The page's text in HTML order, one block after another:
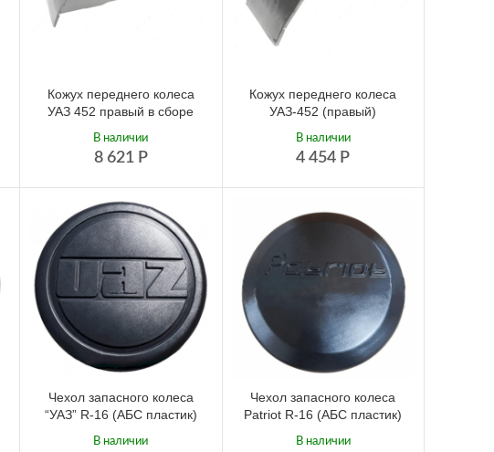
Кожух переднего колеса
УАЗ 452 правый в сборе
8 621 Р
В наличии
Кожух переднего колеса
УАЗ-452 (правый)
4 454 Р
В наличии
Чехол запасного колеса
“УАЗ” R-16 (АБС пластик)
В наличии
Чехол запасного колеса
Patriot R-16 (АБС пластик)
В наличии